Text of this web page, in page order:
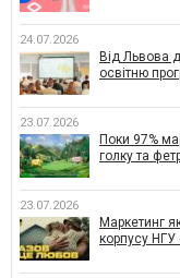
24.07.2026
Від Львова
освітню
23.07.2026
Поки 97%
голку та
23.07.2026
Маркетинг
корпусу НГУ